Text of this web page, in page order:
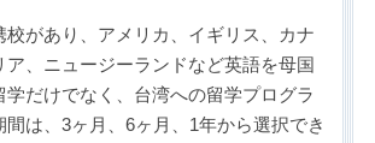
校があり、アメリカ、イギリス、カナ
ア、ニュージーランドなど英語を母国
だけでなく、台湾への留学プログラ
間は、3ヶ月、6ヶ月、1年から選択でき